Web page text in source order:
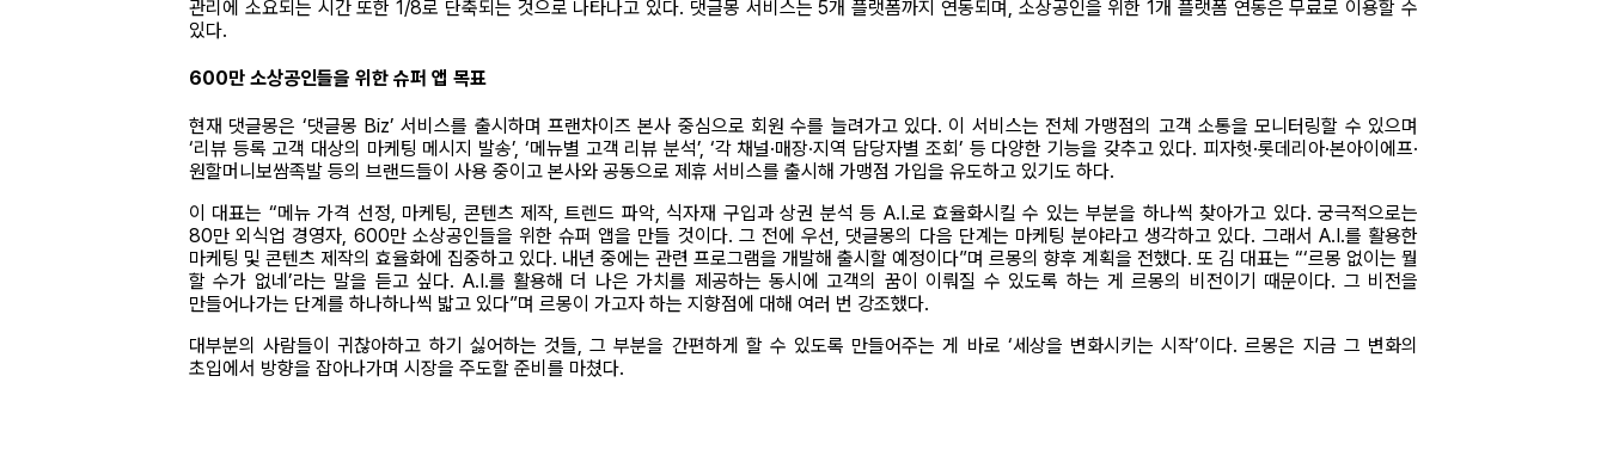
관리에 소요되는 시간 또한 1/8로 단축되는 것으로 나타나고 있다. 댓글몽 서비스는 5개 플랫폼까지 연동되며, 소상공인을 위한 1개 플랫폼 연동은 무료로 이용할 수
있다.
600만 소상공인들을 위한 슈퍼 앱 목표
현재 댓글몽은 ‘댓글몽 Biz’ 서비스를 출시하며 프랜차이즈 본사 중심으로 회원 수를 늘려가고 있다. 이 서비스는 전체 가맹점의 고객 소통을 모니터링할 수 있으며
‘리뷰 등록 고객 대상의 마케팅 메시지 발송’, ‘메뉴별 고객 리뷰 분석’, ‘각 채널·매장·지역 담당자별 조회’ 등 다양한 기능을 갖추고 있다. 피자헛·롯데리아·본아이에프·
원할머니보쌈족발 등의 브랜드들이 사용 중이고 본사와 공동으로 제휴 서비스를 출시해 가맹점 가입을 유도하고 있기도 하다.
이 대표는 “메뉴 가격 선정, 마케팅, 콘텐츠 제작, 트렌드 파악, 식자재 구입과 상권 분석 등 A.I.로 효율화시킬 수 있는 부분을 하나씩 찾아가고 있다. 궁극적으로는
80만 외식업 경영자, 600만 소상공인들을 위한 슈퍼 앱을 만들 것이다. 그 전에 우선, 댓글몽의 다음 단계는 마케팅 분야라고 생각하고 있다. 그래서 A.I.를 활용한
마케팅 및 콘텐츠 제작의 효율화에 집중하고 있다. 내년 중에는 관련 프로그램을 개발해 출시할 예정이다”며 르몽의 향후 계획을 전했다. 또 김 대표는 “‘르몽 없이는 뭘
할 수가 없네’라는 말을 듣고 싶다. A.I.를 활용해 더 나은 가치를 제공하는 동시에 고객의 꿈이 이뤄질 수 있도록 하는 게 르몽의 비전이기 때문이다. 그 비전을
만들어나가는 단계를 하나하나씩 밟고 있다”며 르몽이 가고자 하는 지향점에 대해 여러 번 강조했다.
대부분의 사람들이 귀찮아하고 하기 싫어하는 것들, 그 부분을 간편하게 할 수 있도록 만들어주는 게 바로 ‘세상을 변화시키는 시작’이다. 르몽은 지금 그 변화의
초입에서 방향을 잡아나가며 시장을 주도할 준비를 마쳤다.